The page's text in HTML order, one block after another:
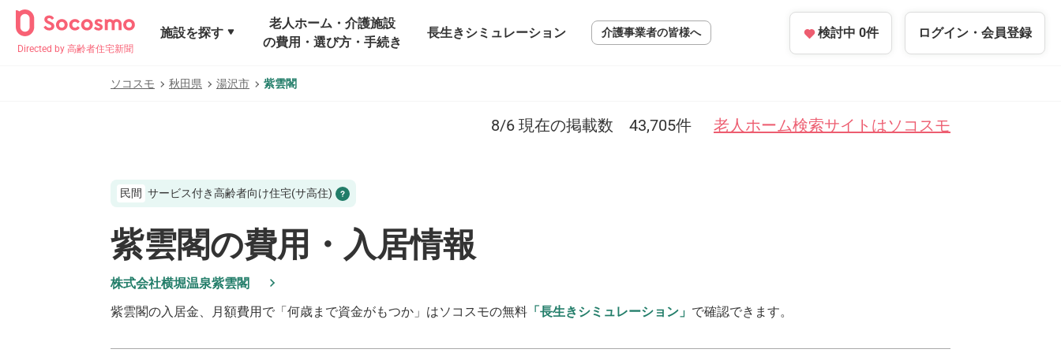
Directed by 高齢者住宅新聞
施設を探す
老人ホーム・介護施設
の費用・選び方・手続き
長生きシミュレーション 介護事業者の皆様へ 検討中 0件 ログイン・ 会員登録
ソコスモ 秋田県 湯沢市 紫雲閣
8/6 現在の掲載数 43,705件 老人ホーム検索サイトはソコスモ
民間 サービス付き高齢者向け住宅(サ高住)
紫雲閣の費用・入居情報
株式会社横堀温泉紫雲閣
紫雲閣の入居金、月額費用で「何歳まで資金がもつか」はソコスモの無料 「長生きシミュレーション」 で確認できます。